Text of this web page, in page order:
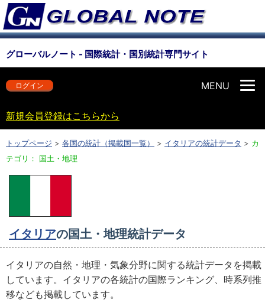
グローバルノート - 国際統計・国別統計専門サイト
MENU
ログイン
新規会員登録はこちらから
トップページ > 各国の統計（掲載国一覧） > イタリアの統計データ > カ
テゴリ： 国土・地理
イタリアの国土・地理統計データ
イタリアの自然・地理・気象分野に関する統計データを掲載
しています。イタリアの各統計の国際ランキング、時系列推
移なども掲載しています。